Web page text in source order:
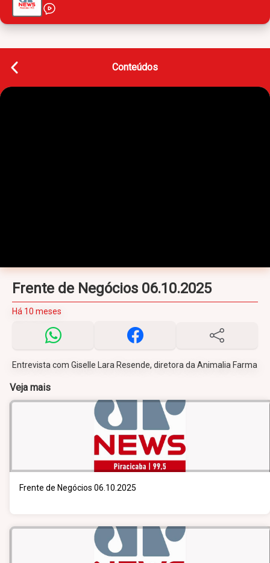
Conteúdos
Frente de Negócios 06.10.2025
Há 10 meses
Entrevista com Giselle Lara Resende, diretora da Animalia Farma
Veja mais
Frente de Negócios 06.10.2025